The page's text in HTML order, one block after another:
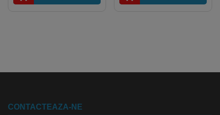
CONTACTEAZA-NE